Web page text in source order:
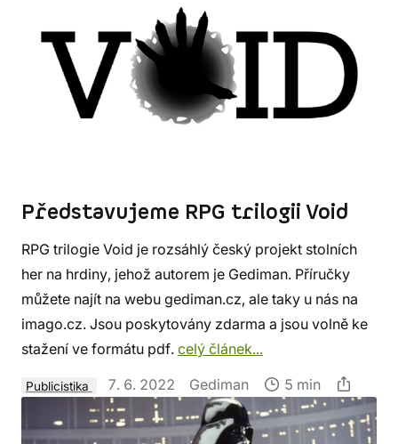
Představujeme RPG trilogii Void
RPG trilogie Void je rozsáhlý český projekt stolních
her na hrdiny, jehož autorem je Gediman. Příručky
můžete najít na webu gediman.cz, ale taky u nás na
imago.cz. Jsou poskytovány zdarma a jsou volně ke
stažení ve formátu pdf. celý článek...
Publicistika 7. 6. 2022 Gediman 5 min